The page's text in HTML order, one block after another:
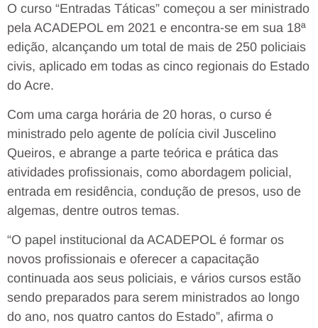
O curso “Entradas Táticas” começou a ser ministrado
pela ACADEPOL em 2021 e encontra-se em sua 18ª
edição, alcançando um total de mais de 250 policiais
civis, aplicado em todas as cinco regionais do Estado
do Acre.
Com uma carga horária de 20 horas, o curso é
ministrado pelo agente de polícia civil Juscelino
Queiros, e abrange a parte teórica e prática das
atividades profissionais, como abordagem policial,
entrada em residência, condução de presos, uso de
algemas, dentre outros temas.
“O papel institucional da ACADEPOL é formar os
novos profissionais e oferecer a capacitação
continuada aos seus policiais, e vários cursos estão
sendo preparados para serem ministrados ao longo
do ano, nos quatro cantos do Estado”, afirma o